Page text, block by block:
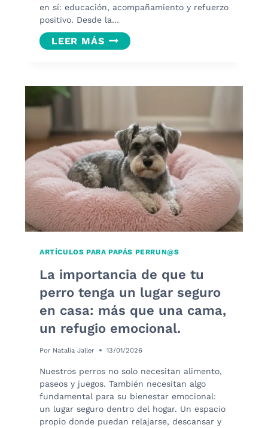
en sí: educación, acompañamiento y refuerzo
positivo. Desde la…
LEER MÁSCÓMO
ENSEÑAR
SU
CAMA
DONA
COMO
REFUGIO
SEGURO.
ARTÍCULOS PARA PAPÁS PERRUN@S
La importancia de que tu
perro tenga un lugar seguro
en casa: más que una cama,
un refugio emocional.
Por Natalia Jaller 13/01/2026
Nuestros perros no solo necesitan alimento,
paseos y juegos. También necesitan algo
fundamental para su bienestar emocional:
un lugar seguro dentro del hogar. Un espacio
propio donde puedan relajarse, descansar y